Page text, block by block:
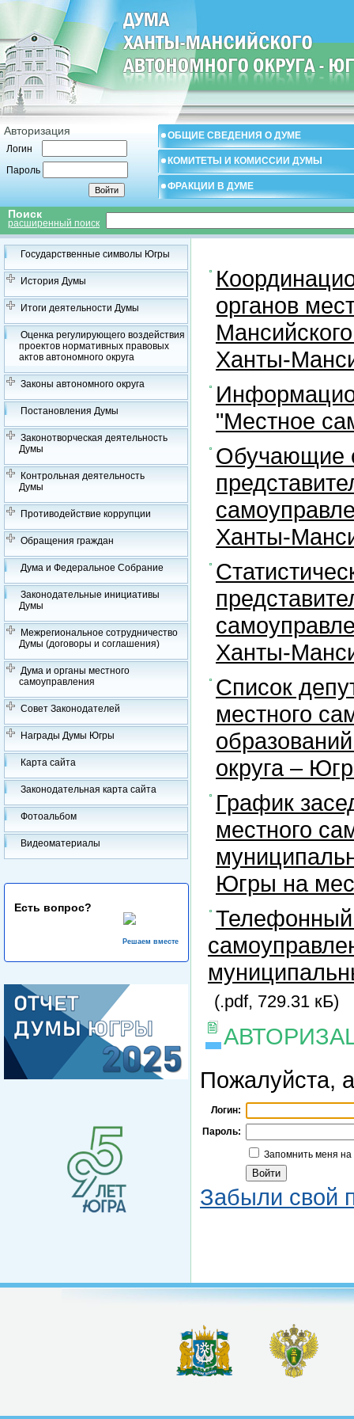
Авторизация
Логин
Пароль
ОБЩИЕ СВЕДЕНИЯ О ДУМЕ
КОМИТЕТЫ И КОМИССИИ ДУМЫ
ФРАКЦИИ В ДУМЕ
Поиск
расширенный поиск
Государственные символы Югры
История Думы
Итоги деятельности Думы
Оценка регулирующего воздействия
проектов нормативных правовых
актов автономного округа
Законы автономного округа
Постановления Думы
Законотворческая деятельность
Думы
Контрольная деятельность
Думы
Противодействие коррупции
Обращения граждан
Дума и Федеральное Собрание
Законодательные инициативы
Думы
Межрегиональное сотрудничество
Думы (договоры и соглашения)
Дума и органы местного
самоуправления
Совет Законодателей
Награды Думы Югры
Карта сайта
Законодательная карта сайта
Фотоальбом
Видеоматериалы
Есть вопрос?
Решаем вместе
органов
Ханты-
"Местное
Обучающие
Ханты-
Ханты-
Список
местного
округа –
График
местного
Югры на
Телефонный
(.pdf, 729.31 кБ)
Пожалуйста,
Логин:
Пароль:
Запомнить меня
Забыли свой